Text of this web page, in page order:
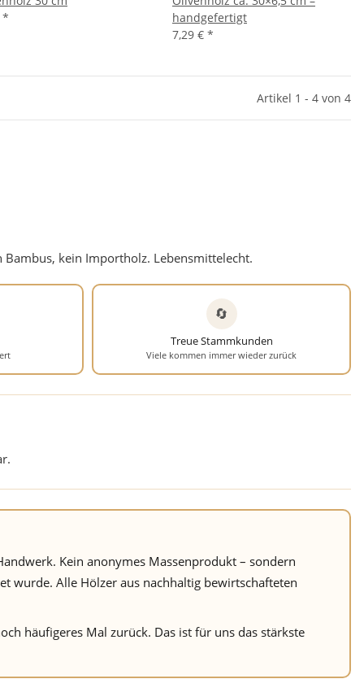
*
handgefertigt
7,29 € *
Artikel 1 - 4 von 4
kein Importholz. Lebensmittelecht.
🔄
Treue Stammkunden
Viele kommen immer wieder zurück
Kein anonymes Massenprodukt – sondern
wurde. Alle Hölzer aus nachhaltig bewirtschafteten
häufigeres Mal zurück. Das ist für uns das stärkste